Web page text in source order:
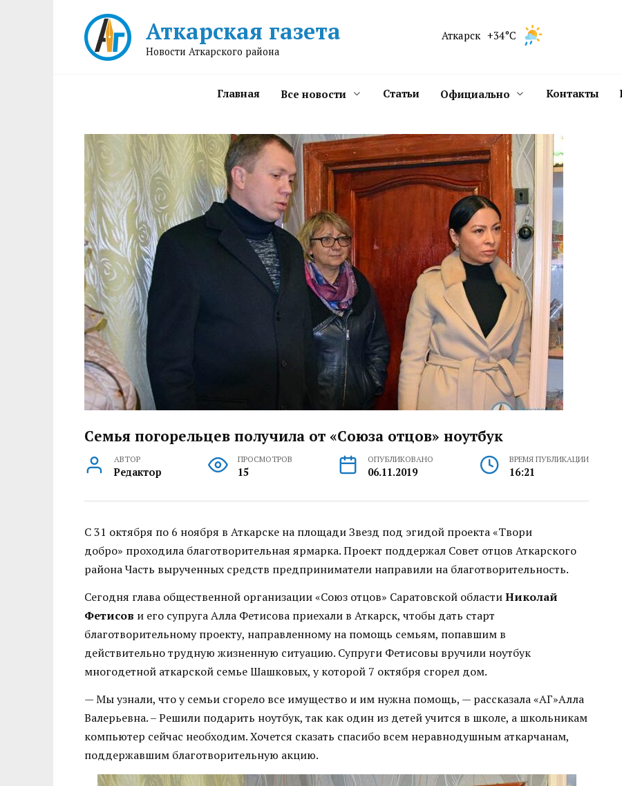
Аткарская газета
Новости Аткарского района
Аткарск +34°C
Главная Все новости Статьи Официально Контакты
Семья погорельцев получила от «Союза отцов» ноутбук
АВТОР
Редактор
ПРОСМОТРОВ
15
ОПУБЛИКОВАНО
06.11.2019
ВРЕМЯ ПУБЛИКАЦИИ
16:21
С 31 октября по 6 ноября в Аткарске на площади Звезд под эгидой проекта «Твори
добро» проходила благотворительная ярмарка. Проект поддержал Совет отцов Аткарского
района Часть вырученных средств предприниматели направили на благотворительность.
Сегодня глава общественной организации «Союз отцов» Саратовской областиНиколай
Фетисов и его супруга Алла Фетисова приехали в Аткарск, чтобы дать старт
благотворительному проекту, направленному на помощь семьям, попавшим в
действительно трудную жизненную ситуацию. Супруги Фетисовы вручили ноутбук
многодетной аткарской семье Шашковых, у которой 7 октября сгорел дом.
— Мы узнали, что у семьи сгорело все имущество и им нужна помощь, — рассказала «АГ»Алла
Валерьевна. – Решили подарить ноутбук, так как один из детей учится в школе, а школьникам
компьютер сейчас необходим. Хочется сказать спасибо всем неравнодушным аткарчанам,
поддержавшим благотворительную акцию.